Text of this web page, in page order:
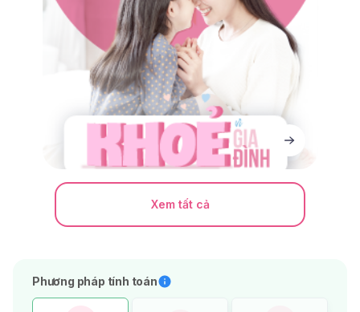
Xem tất cả
Phương pháp tính toán